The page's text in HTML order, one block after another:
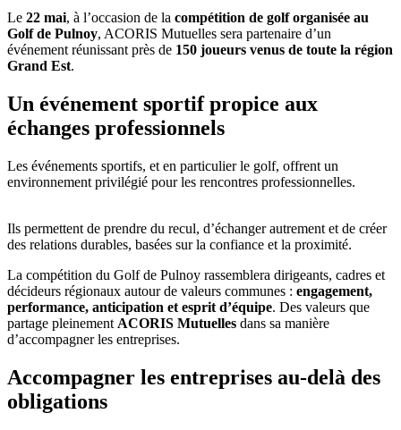
Le 22 mai, à l’occasion de la compétition de golf organisée au
Golf de Pulnoy, ACORIS Mutuelles sera partenaire d’un
événement réunissant près de 150 joueurs venus de toute la région
Grand Est.
Un événement sportif propice aux
échanges professionnels
Les événements sportifs, et en particulier le golf, offrent un
environnement privilégié pour les rencontres professionnelles.
Ils permettent de prendre du recul, d’échanger autrement et de créer
des relations durables, basées sur la confiance et la proximité.
La compétition du Golf de Pulnoy rassemblera dirigeants, cadres et
décideurs régionaux autour de valeurs communes : engagement,
performance, anticipation et esprit d’équipe. Des valeurs que
partage pleinement ACORIS Mutuelles dans sa manière
d’accompagner les entreprises.
Accompagner les entreprises au-delà des
obligations